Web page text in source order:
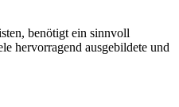
benötigt ein sinnvoll
hervorragend ausgebildete und